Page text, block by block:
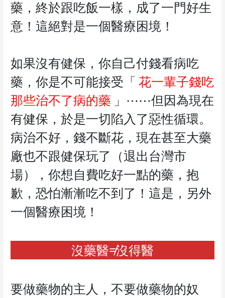
藥，終於跟吃飯一樣，成了一門好生
意！這絕對是一個醫療困境！
如果沒有健保，你自己付錢看病吃
藥，你是不可能接受「 花一輩子錢吃
那些治不了病的藥 」⋯⋯但因為現在
有健保，於是一切陷入了惡性循環。
病治不好，錢不斷花，現在甚至大藥
廠也不跟健保玩了（退出台灣市
場），你想自費吃好一點的藥，抱
歉，恐怕漸漸吃不到了！這是，另外
一個醫療困境！
沒藥醫≠沒得醫
要做藥物的主人，不要做藥物的奴